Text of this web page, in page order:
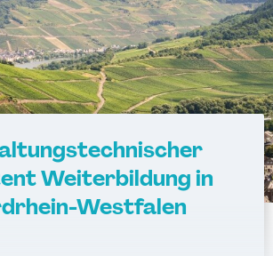
Weiterbildung in
Westfalen